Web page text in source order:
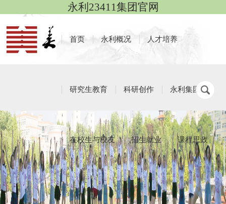
永利23411集团官网
首页 永利概况 人才培养
研究生教育 科研创作 永利集团
在校生与校友 招生就业 课程思政